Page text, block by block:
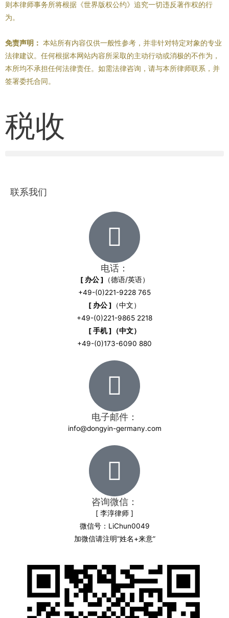
则本律师事务所将根据《世界版权公约》追究一切违反著作权的行
为。
免责声明： 本站所有内容仅供一般性参考，并非针对特定对象的专业
法律建议。任何根据本网站内容所采取的主动行动或消极的不作为，
本所均不承担任何法律责任。如需法律咨询，请与本所律师联系，并
签署委托合同。
税收
联系我们
电话：
[ 办公 ] （德语/英语）
+49-(0)221-9228 765
[ 办公 ] （中文）
+49-(0)221-9865 2218
[ 手机 ]（中文）
+49-(0)173-6090 880
电子邮件：
info@dongyin-germany.com
咨询微信：
[ 李淳律师 ]
微信号：LiChun0049
加微信请注明“姓名+来意”